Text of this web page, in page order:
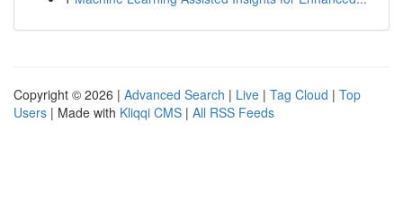
Copyright © 2026 | Advanced Search | Live | Tag Cloud | Top
Users | Made with Kliqqi CMS | All RSS Feeds